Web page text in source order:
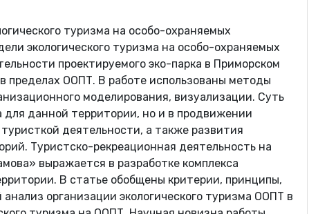
туризма на особо-охраняемых
экологического туризма на особо-охраняемых
проектируемого эко-парка в Приморском
пределах ООПТ. В работе использованы методы
моделирования, визуализации. Суть
для данной территории, но и в продвижении
деятельности, а также развития
Туристско-рекреационная деятельность на
выражается в разработке комплекса
В статье обобщены критерии, принципы,
организации экологического туризма ООПТ в